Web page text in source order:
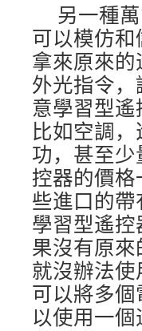
另一種
可以模仿
拿來原來
外光指令
意學習型
比如空調
功，甚至
控器的價
些進口的
學習型遙
果沒有原
就沒辦法
可以將多
以使用一